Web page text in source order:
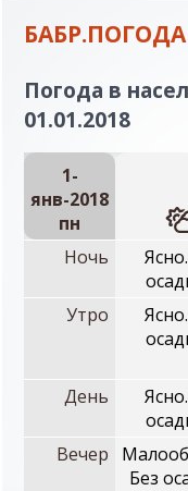
Погода в
01.01.2018
1-
янв-2018
пн
Ночь
Утро
День
Вечер
Без